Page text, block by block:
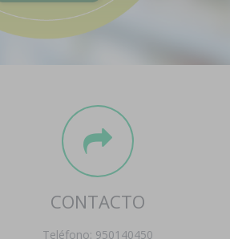
CONTACTO
Teléfono: 950140450